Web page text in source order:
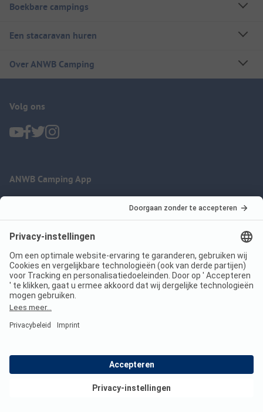
Boekbare campings
Een stacaravan huren
Over ANWB Camping
Volg ons
ANWB Camping App
Imprint
Jouw privacy
Voorwaarden
Wet digitale diensten